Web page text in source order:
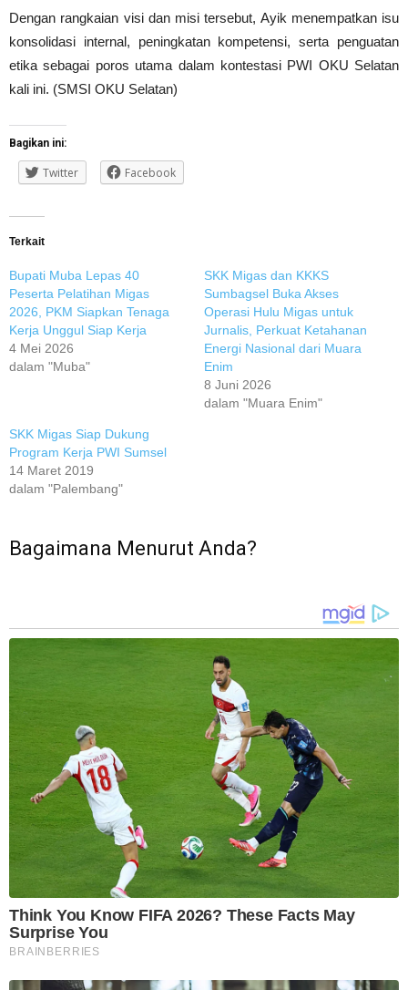
Dengan rangkaian visi dan misi tersebut, Ayik menempatkan isu
konsolidasi internal, peningkatan kompetensi, serta penguatan
etika sebagai poros utama dalam kontestasi PWI OKU Selatan
kali ini. (SMSI OKU Selatan)
Bagikan ini:
Twitter Facebook
Terkait
Bupati Muba Lepas 40
Peserta Pelatihan Migas
2026, PKM Siapkan Tenaga
Kerja Unggul Siap Kerja
4 Mei 2026
dalam "Muba"
SKK Migas dan KKKS
Sumbagsel Buka Akses
Operasi Hulu Migas untuk
Jurnalis, Perkuat Ketahanan
Energi Nasional dari Muara
Enim
8 Juni 2026
dalam "Muara Enim"
SKK Migas Siap Dukung
Program Kerja PWI Sumsel
14 Maret 2019
dalam "Palembang"
Bagaimana Menurut Anda?